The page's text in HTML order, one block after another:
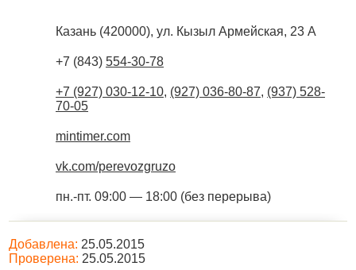
Казань (420000), ул. Кызыл Армейская, 23 А
+7 (843) 554-30-78
+7 (927) 030-12-10, (927) 036-80-87, (937) 528-
70-05
mintimer.com
vk.com/perevozgruzo
пн.-пт. 09:00 — 18:00 (без перерыва)
Добавлена: 25.05.2015
Проверена: 25.05.2015